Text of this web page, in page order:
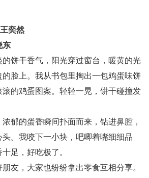
奕然
东
干香气，阳光穿过窗台，暖黄的光
脸上。我从书包里掏出一包鸡蛋味饼
的鸡蛋图案。轻轻一晃，饼干碰撞发
的蛋香瞬间扑面而来，钻进鼻腔，
。我咬下一小块，吧唧着嘴细细品
足，好吃极了。
，大家也纷纷拿出零食互相分享。